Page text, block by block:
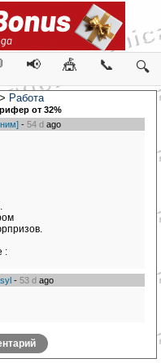
📢 🎪 📞 🔍
Работа
от 32%
- 54 dago
:
- 53 dago